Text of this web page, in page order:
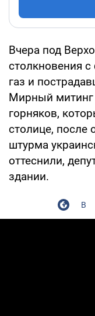
Вчера под
столкновения
газ и
Мирный митинг
горняков,
столице, после
штурма
оттеснили,
здании.